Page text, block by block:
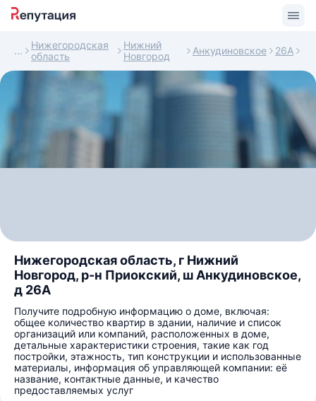
Нижегородская
область
Нижний
Новгород
Анкудиновское 26А
Нижегородская область, г Нижний
Новгород, р-н Приокский, ш Анкудиновское,
д 26А
Получите подробную информацию о доме, включая:
общее количество квартир в здании, наличие и список
организаций или компаний, расположенных в доме,
детальные характеристики строения, такие как год
постройки, этажность, тип конструкции и использованные
материалы, информация об управляющей компании: её
название, контактные данные, и качество
предоставляемых услуг